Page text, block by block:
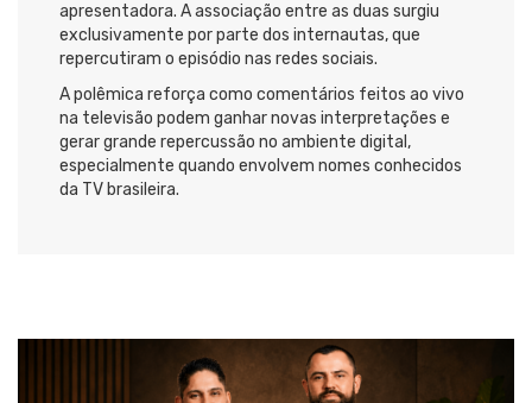
apresentadora. A associação entre as duas surgiu
exclusivamente por parte dos internautas, que
repercutiram o episódio nas redes sociais.
A polêmica reforça como comentários feitos ao vivo
na televisão podem ganhar novas interpretações e
gerar grande repercussão no ambiente digital,
especialmente quando envolvem nomes conhecidos
da TV brasileira.